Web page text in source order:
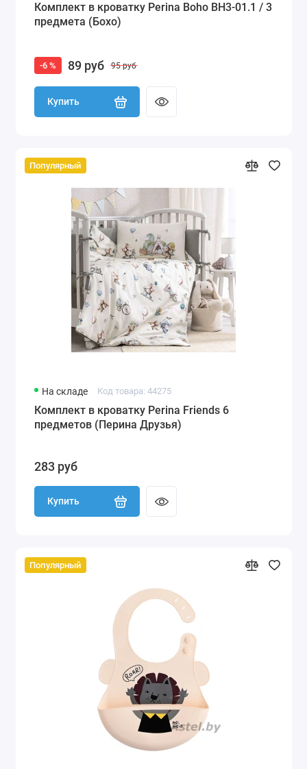
Комплект в кроватку Perina Boho BH3-01.1 / 3
предмета (Бохо)
-6 % 89 руб 95 руб
Купить
Популярный
На складе Код товара: 44275
Комплект в кроватку Perina Friends 6
предметов (Перина Друзья)
283 руб
Купить
Популярный